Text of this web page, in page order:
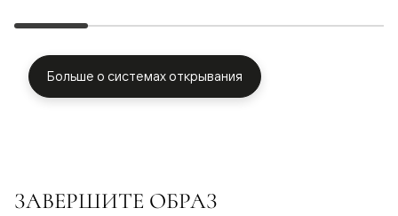
Больше о системах открывания
ЗАВЕРШИТЕ ОБРАЗ